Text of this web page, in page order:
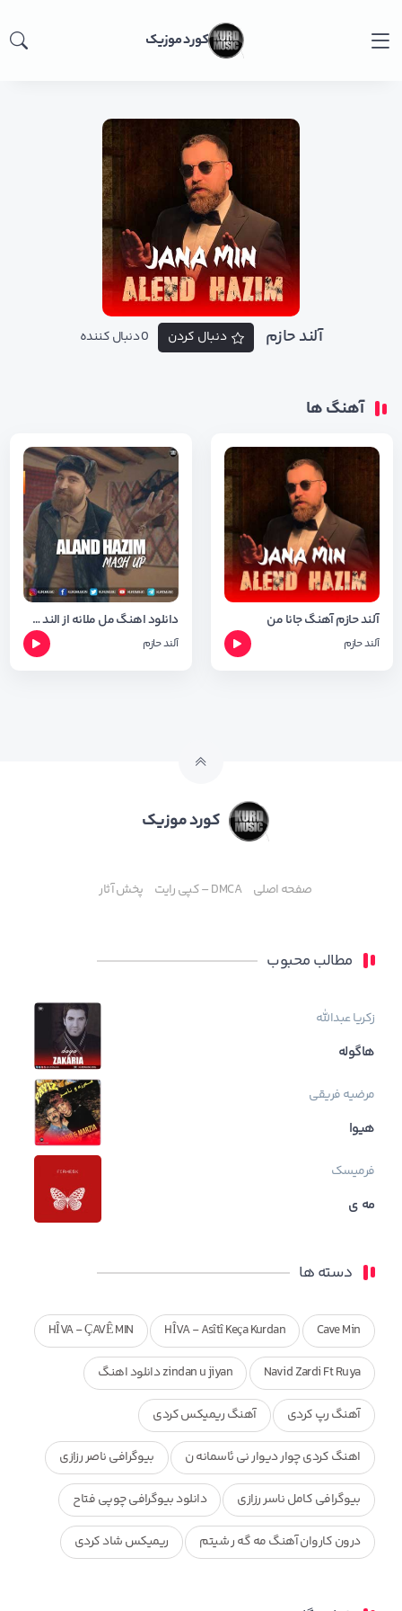
کورد موزیک
آلند حازم دنبال کردن 0 دنبال کننده
آهنگ ها
آلند حازم آهنگ جانا من
آلند حازم
دانلود اهنگ مل ملانه از الند هازم+متن وشعر
آلند حازم
کورد موزیک
صفحه اصلی DMCA – کپی رایت پخش آثار
مطالب محبوب
زکریا عبدالله
هاگوله
مرضیه فریقی
هیوا
فرمیسک
مه ی
دسته ها
Cave Min
HÎVA - Asîtî Keça Kurdan
HÎVA - ÇAVÊ MIN
Navid Zardi Ft Ruya zindan u jiyan دانلود اهنگ
آهنگ رپ کردی آهنگ ریمیکس کردی
اهنگ کردی چوار دیوار نی ئاسمانه ن بیوگرافی ناصر رزازی
بیوگرافی کامل ناسر رزازی دانلود بیوگرافی چوپی فتاح
درون کاروان آهنگ مه گه ر شیتم ریمیکس شاد کردی